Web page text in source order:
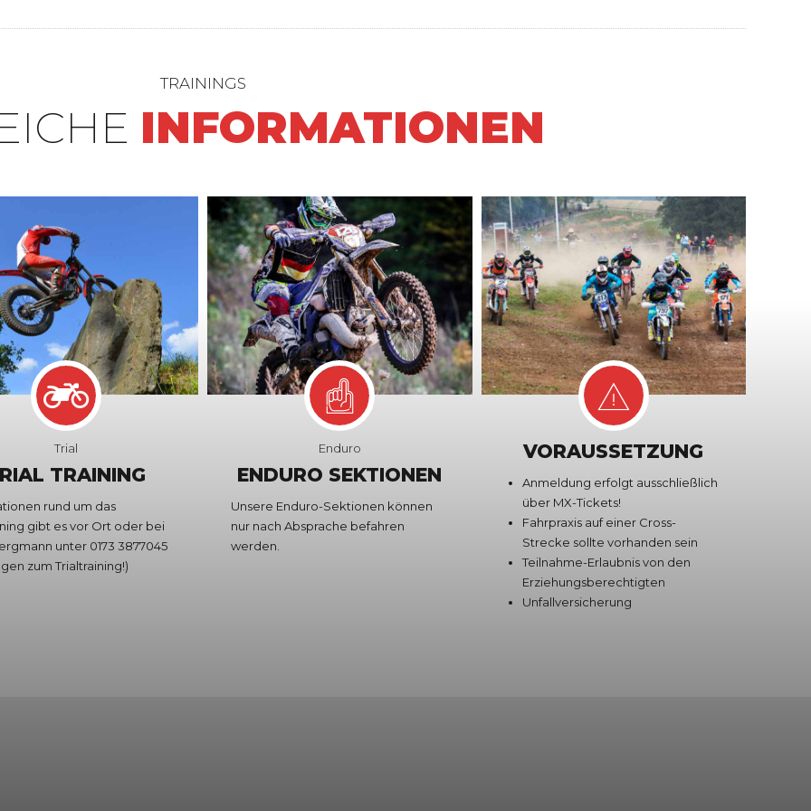
TRAININGS
INFORMATIONEN
Trial
TRAINING
rund um das
gibt es vor Ort oder bei
unter 0173 3877045
zum Trialtraining!)
Enduro
ENDURO SEKTIONEN
Unsere Enduro-Sektionen können
nur nach Absprache befahren
werden.
VORAUSSETZUNG
Anmeldung erfolgt ausschließlich
über MX-Tickets!
Fahrpraxis auf einer Cross-
Strecke sollte vorhanden sein
Teilnahme-Erlaubnis von den
Erziehungsberechtigten
Unfallversicherung